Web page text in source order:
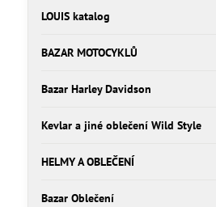
LOUIS katalog
BAZAR MOTOCYKLŮ
Bazar Harley Davidson
Kevlar a jiné oblečení Wild Style
HELMY A OBLEČENÍ
Bazar Oblečení